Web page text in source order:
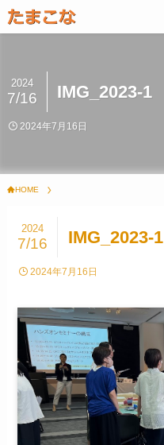
IMG_2023-1
2024
7/16
2024年7月16日
HOME
IMG_2023-1
2024
7/16
2024年7月16日